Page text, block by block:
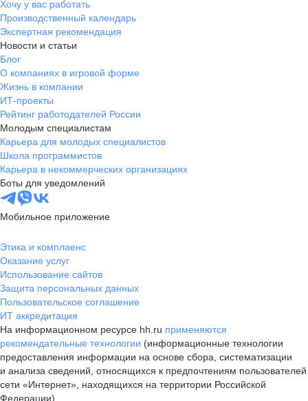
Хочу у вас работать
Производственный календарь
Экспертная рекомендация
Новости и статьи
Блог
О компаниях в игровой форме
Жизнь в компании
ИТ-проекты
Рейтинг работодателей России
Молодым специалистам
Карьера для молодых специалистов
Школа программистов
Карьера в некоммерческих организациях
Боты для уведомлений
Мобильное приложение
Этика и комплаенс
Оказание услуг
Использование сайтов
Защита персональных данных
Пользовательское соглашение
ИТ аккредитация
На информационном ресурсе hh.ru применяются
рекомендательные технологии (информационные технологии
предоставления информации на основе сбора, систематизации
и анализа сведений, относящихся к предпочтениям пользователей
сети «Интернет», находящихся на территории Российской
Федерации)